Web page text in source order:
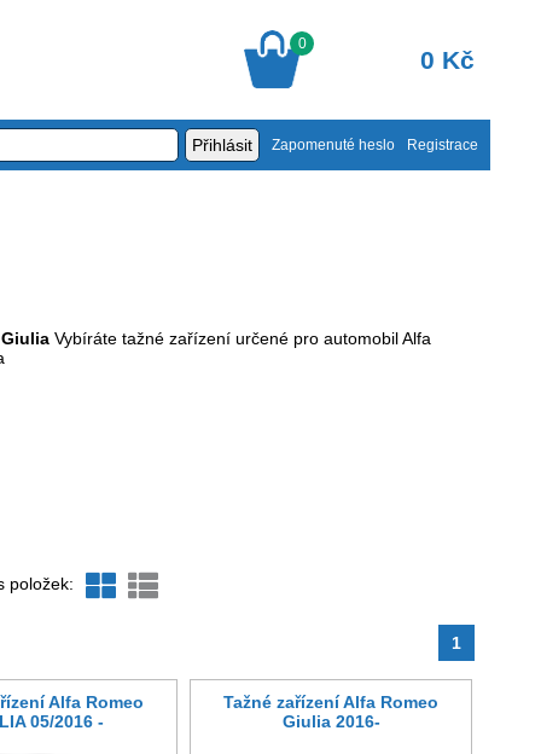
0
0 Kč
Zapomenuté heslo Registrace
GiuliaVybíráte tažné zařízení určené pro automobil Alfa
položek:
1
Alfa Romeo
05/2016 -
Tažné zařízení Alfa Romeo
Giulia 2016-